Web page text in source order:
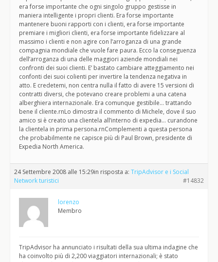
era forse importante che ogni singolo gruppo gestisse in
maniera intelligente i propri clienti. Era forse importante
mantenere buoni rapporti con i clienti, era forse importante
premiare i migliori clienti, era forse importante fidelizzare al
massimo i clienti e non agire con l’arroganza di una grande
compagnia mondiale che vuole fare paura. Ecco la conseguenza
dell’arroganza di una delle maggiori aziende mondiali nei
confronti dei suoi clienti. E’ bastato cambiare atteggiamento nei
confonti dei suoi colienti per invertire la tendenza negativa in
atto. E credetemi, non centra nulla il fatto di avere 15 versioni di
contratti diversi, che potevano creare problemi a una catena
alberghiera internazionale. Era comunque gestibile… trattando
bene il cliente.rnLo dimostra il commento di Michele, dove il suo
amico si è creato una clientela all’interno di expedia… curandone
la clientela in prima persona.rnComplementi a questa persona
che probabilmente ne capisce più di Paul Brown, presidente di
Expedia North America.
24 Settembre 2008 alle 15:29in risposta a: TripAdvisor e i Social
Network turistici
#14832
lorenzo
Membro
TripAdvisor ha annunciato i risultati della sua ultima indagine che
ha coinvolto più di 2,200 viaggiatori internazionali; è stato